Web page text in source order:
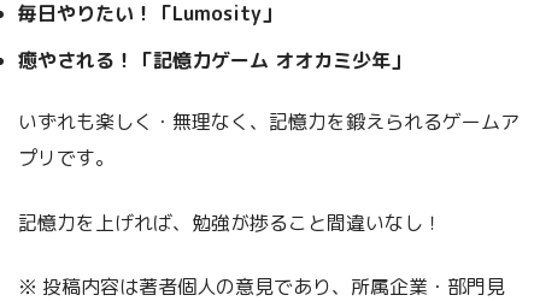
毎日やりたい！「Lumosity」
癒やされる！「記憶力ゲーム オオカミ少年」
いずれも楽しく・無理なく、記憶力を鍛えられるゲームア
プリです。
記憶力を上げれば、勉強が捗ること間違いなし！
※ 投稿内容は著者個人の意見であり、所属企業・部門見